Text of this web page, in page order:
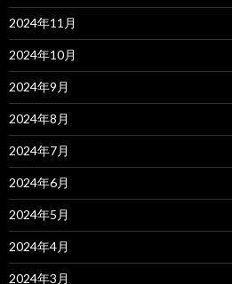
2024年11月
2024年10月
2024年9月
2024年8月
2024年7月
2024年6月
2024年5月
2024年4月
2024年3月